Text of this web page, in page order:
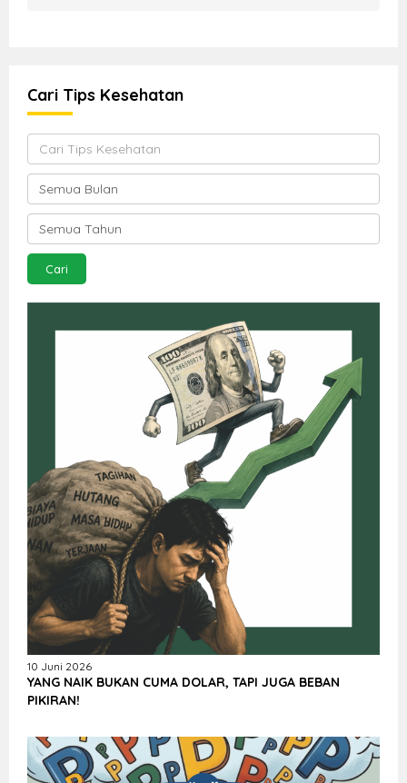
Cari Tips Kesehatan
10 Juni 2026
YANG NAIK BUKAN CUMA DOLAR, TAPI JUGA BEBAN
PIKIRAN!